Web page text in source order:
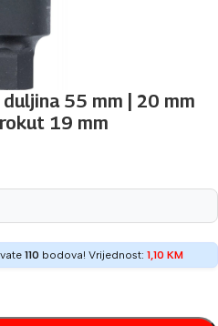
55 mm | 20 mm
19 mm
110 bodova! Vrijednost: 1,10 KM